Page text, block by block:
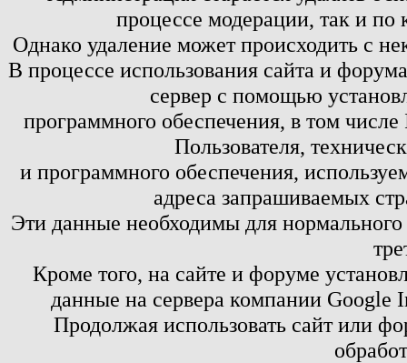
процессе модерации, так и по
Однако удаление может происходить с
В процессе использования сайта и
сервер с помощью
программного обеспечения, в том
Пользователя,
и программного обеспечения,
адреса запрашиваемых
Эти данные необходимы для
Кроме того, на сайте и форуме
данные на сервера компании
Продолжая использовать сайт или